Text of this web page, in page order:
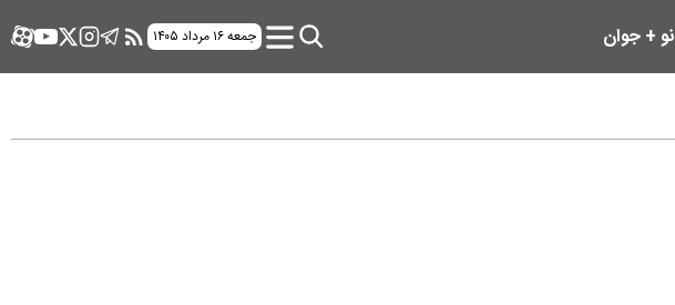
نو + جوان جمعه ۱۶ مرداد ۱۴۰۵